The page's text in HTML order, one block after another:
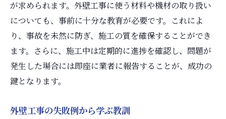
が求められます。外壁工事に使う材料や機材の取り扱い
についても、事前に十分な教育が必要です。これによ
り、事故を未然に防ぎ、施工の質を確保することができ
ます。さらに、施工中は定期的に進捗を確認し、問題が
発生した場合には即座に業者に報告することが、成功の
鍵となります。
外壁工事の失敗例から学ぶ教訓